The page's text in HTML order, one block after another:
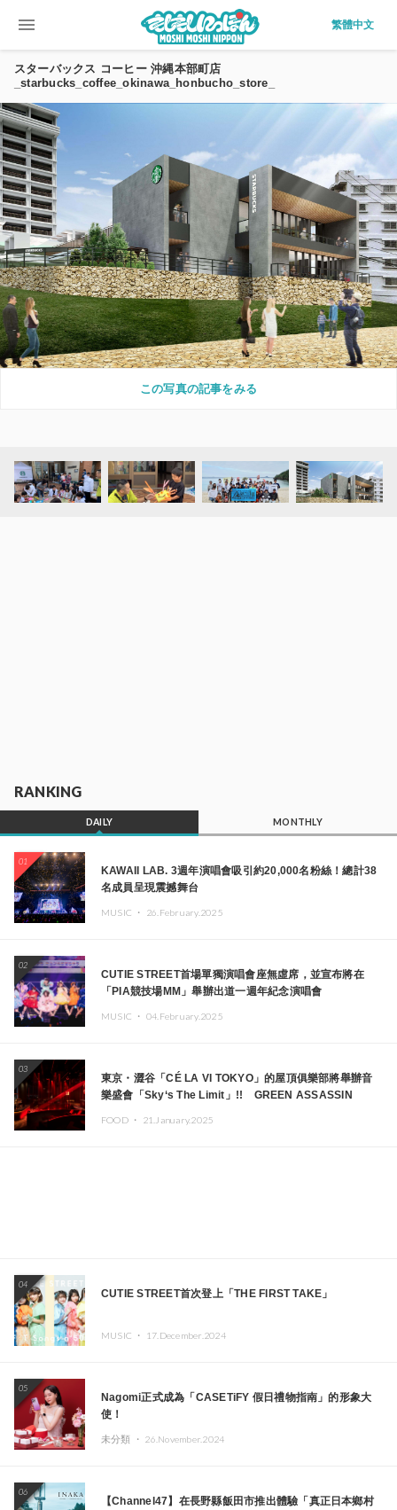
menu 繁體中文
スターバックス コーヒー 沖縄本部町店
_starbucks_coffee_okinawa_honbucho_store_
この写真の記事をみる
RANKING
DAILY MONTHLY
01
KAWAII LAB. 3週年演唱會吸引約20,000名粉絲！總計38
名成員呈現震撼舞台
MUSIC ・ 26.February.2025
02
CUTIE STREET首場單獨演唱會座無虛席，並宣布將在
「PIA競技場MM」舉辦出道一週年紀念演唱會
MUSIC ・ 04.February.2025
03
東京・澀谷「CÉ LA VI TOKYO」的屋頂俱樂部將舉辦音
樂盛會「Sky‘s The Limit」!! GREEN ASSASSIN
本頂尖DJ及創作者齊聚一堂
FOOD ・ 21.January.2025
04
CUTIE STREET首次登上「THE FIRST TAKE」
MUSIC ・ 17.December.2024
05
Nagomi正式成為「CASETiFY 假日禮物指南」的形象大
使！
未分類 ・ 26.November.2024
06
【Channel47】在長野縣飯田市推出體驗「真正日本鄉村